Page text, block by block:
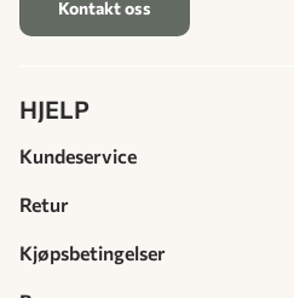
Kontakt oss
HJELP
Kundeservice
Retur
Kjøpsbetingelser